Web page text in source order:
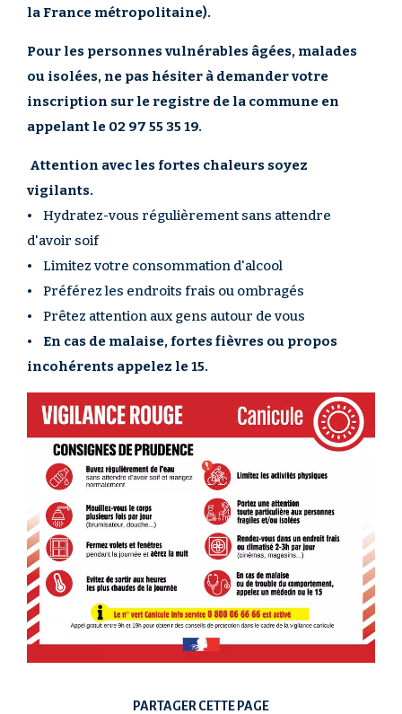
la France métropolitaine).
Pour les personnes vulnérables âgées, malades
ou isolées, ne pas hésiter à demander votre
inscription sur le registre de la commune en
appelant le 02 97 55 35 19.
Attention avec les fortes chaleurs soyez
vigilants.
• Hydratez-vous régulièrement sans attendre
d'avoir soif
• Limitez votre consommation d'alcool
• Préférez les endroits frais ou ombragés
• Prêtez attention aux gens autour de vous
• En cas de malaise, fortes fièvres ou propos
incohérents appelez le 15.
PARTAGER CETTE PAGE